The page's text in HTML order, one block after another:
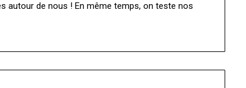
autour de nous ! En même temps, on teste nos